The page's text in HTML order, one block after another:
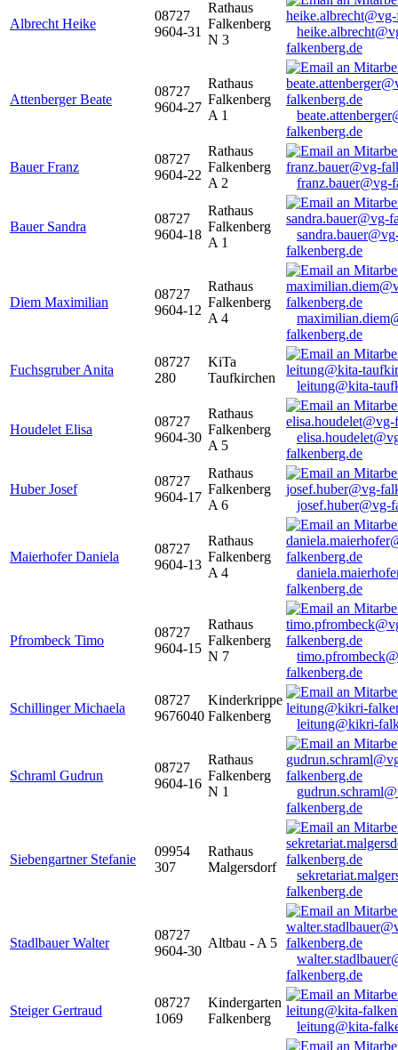
Albrecht Heike
08727
9604-31
Rathaus
Falkenberg
N 3
falkenberg.de
Attenberger Beate
08727
9604-27
Rathaus
Falkenberg
A 1
falkenberg.de
Bauer Franz
08727
9604-22
Rathaus
Falkenberg
A 2
franz.bauer@vg-
Bauer Sandra
08727
9604-18
Rathaus
Falkenberg
A 1
falkenberg.de
Diem Maximilian
08727
9604-12
Rathaus
Falkenberg
A 4
falkenberg.de
Fuchsgruber Anita
08727
280
KiTa
Taufkirchen
leitung@kita-
Houdelet Elisa
08727
9604-30
Rathaus
Falkenberg
A 5
falkenberg.de
Huber Josef
08727
9604-17
Rathaus
Falkenberg
A 6
josef.huber@vg-
Maierhofer Daniela
08727
9604-13
Rathaus
Falkenberg
A 4
falkenberg.de
Pfrombeck Timo
08727
9604-15
Rathaus
Falkenberg
N 7
falkenberg.de
Schillinger Michaela
08727
9676040
Kinderkrippe
Falkenberg
leitung@kikri-
Schraml Gudrun
08727
9604-16
Rathaus
Falkenberg
N 1
falkenberg.de
Siebengartner Stefanie
09954
307
Rathaus
Malgersdorf
falkenberg.de
Stadlbauer Walter
08727
9604-30
Altbau - A 5
falkenberg.de
Steiger Gertraud
08727
1069
Kindergarten
Falkenberg
leitung@kita-